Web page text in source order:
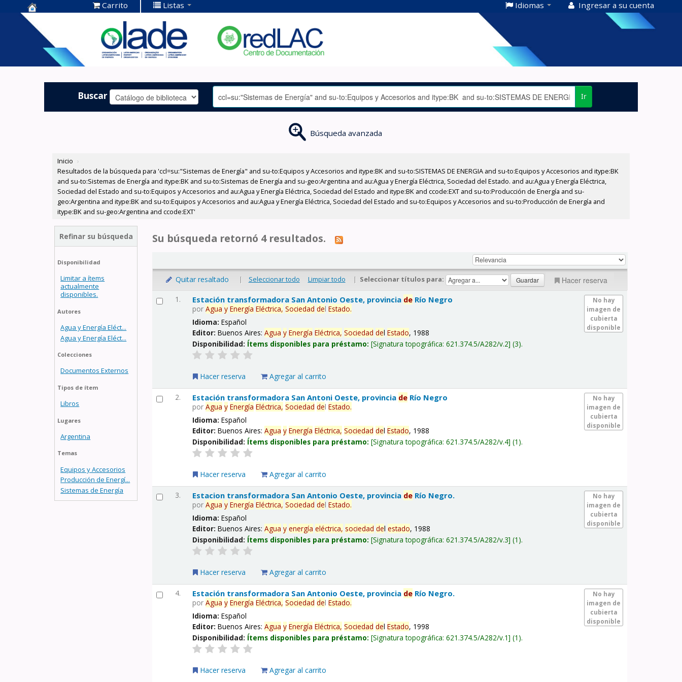
Centro de
Documentación
OLADE -
Carrito Listas Idiomas Ingresar a su cuenta
Buscar Ir
Búsqueda avanzada
Inicio ›
Resultados de la búsqueda para 'ccl=su:"Sistemas de Energía" and su-to:Equipos y Accesorios and itype:BK and su-to:SISTEMAS DE ENERGIA and su-to:Equipos y Accesorios and itype:BK
and su-to:Sistemas de Energía and itype:BK and su-to:Sistemas de Energía and su-geo:Argentina and au:Agua y Energía Eléctrica, Sociedad del Estado. and au:Agua y Energía Eléctrica,
Sociedad del Estado and su-to:Equipos y Accesorios and au:Agua y Energía Eléctrica, Sociedad del Estado and itype:BK and ccode:EXT and su-to:Producción de Energía and su-
geo:Argentina and itype:BK and su-to:Equipos y Accesorios and au:Agua y Energía Eléctrica, Sociedad del Estado and su-to:Equipos y Accesorios and su-to:Producción de Energía and
itype:BK and su-geo:Argentina and ccode:EXT'
Refinar su búsqueda
Disponibilidad
Limitar a ítems
actualmente
disponibles.
Autores
Agua y Energía Eléct...
Agua y Energía Eléct...
Colecciones
Documentos Externos
Tipos de ítem
Libros
Lugares
Argentina
Temas
Equipos y Accesorios
Producción de Energí...
Sistemas de Energía
Su búsqueda retornó 4 resultados.
Quitar resaltado | Seleccionar todo Limpiar todo | Seleccionar títulos para: Hacer reserva
1.
No hay
imagen de
cubierta
disponible
Estación transformadora San Antonio Oeste, provincia de Río Negro
porAgua y Energía Eléctrica, Sociedad delEstado.
Idioma:Español
Editor:Buenos Aires:Agua y Energía Eléctrica, Sociedad delEstado, 1988
Disponibilidad: Ítems disponibles para préstamo: Signatura topográfica:621.374.5/A282/v.2 (3).
Hacer reserva Agregar al carrito
2.
No hay
imagen de
cubierta
disponible
Estación transformadora San Antoni Oeste, provincia de Río Negro
porAgua y Energía Eléctrica, Sociedad delEstado.
Idioma:Español
Editor:Buenos Aires:Agua y Energía Eléctrica, Sociedad delEstado, 1988
Disponibilidad: Ítems disponibles para préstamo: Signatura topográfica:621.374.5/A282/v.4 (1).
Hacer reserva Agregar al carrito
3.
No hay
imagen de
cubierta
disponible
Estacion transformadora San Antonio Oeste, provincia de Río Negro.
porAgua y Energía Eléctrica, Sociedad delEstado.
Idioma:Español
Editor:Buenos Aires:Agua y energía eléctrica, sociedad delestado, 1988
Disponibilidad: Ítems disponibles para préstamo: Signatura topográfica:621.374.5/A282/v.3 (1).
Hacer reserva Agregar al carrito
4.
No hay
imagen de
cubierta
disponible
Estación transformadora San Antonio Oeste, provincia de Río Negro.
porAgua y Energía Eléctrica, Sociedad delEstado.
Idioma:Español
Editor:Buenos Aires:Agua y Energía Eléctrica, Sociedad delEstado, 1998
Disponibilidad: Ítems disponibles para préstamo: Signatura topográfica:621.374.5/A282/v.1 (1).
Hacer reserva Agregar al carrito